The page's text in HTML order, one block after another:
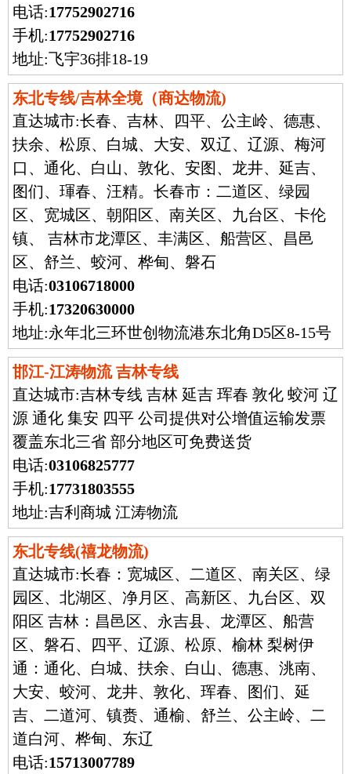
电话:17752902716
手机:17752902716
地址:飞宇36排18-19
东北专线/吉林全境（商达物流)
直达城市:长春、吉林、四平、公主岭、德惠、
扶余、松原、白城、大安、双辽、辽源、梅河
口、通化、白山、敦化、安图、龙井、延吉、
图们、琿春、汪精。长春市：二道区、绿园
区、宽城区、朝阳区、南关区、九台区、卡伦
镇、 吉林市龙潭区、丰满区、船营区、昌邑
区、舒兰、蛟河、桦甸、磐石
电话:03106718000
手机:17320630000
地址:永年北三环世创物流港东北角D5区8-15号
邯江-江涛物流 吉林专线
直达城市:吉林专线 吉林 延吉 珲春 敦化 蛟河 辽
源 通化 集安 四平 公司提供对公增值运输发票
覆盖东北三省 部分地区可免费送货
电话:03106825777
手机:17731803555
地址:吉利商城 江涛物流
东北专线(禧龙物流)
直达城市:长春：宽城区、二道区、南关区、绿
园区、北湖区、净月区、高新区、九台区、双
阳区 吉林：昌邑区、永吉县、龙潭区、船营
区、磐石、四平、辽源、松原、榆林 梨树伊
通：通化、白城、扶余、白山、德惠、洮南、
大安、蛟河、龙井、敦化、珲春、图们、延
吉、二道河、镇赉、通榆、舒兰、公主岭、二
道白河、桦甸、东辽
电话:15713007789